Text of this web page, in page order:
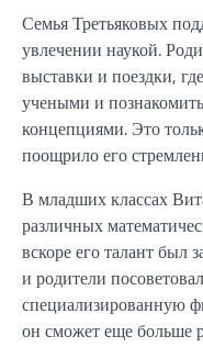
Семья Третьяковых
увлечении наукой.
выставки и поездки,
учеными и
концепциями. Это
поощрило его
В младших классах
различных
вскоре его талант был
и родители
специализированную
он сможет еще больше